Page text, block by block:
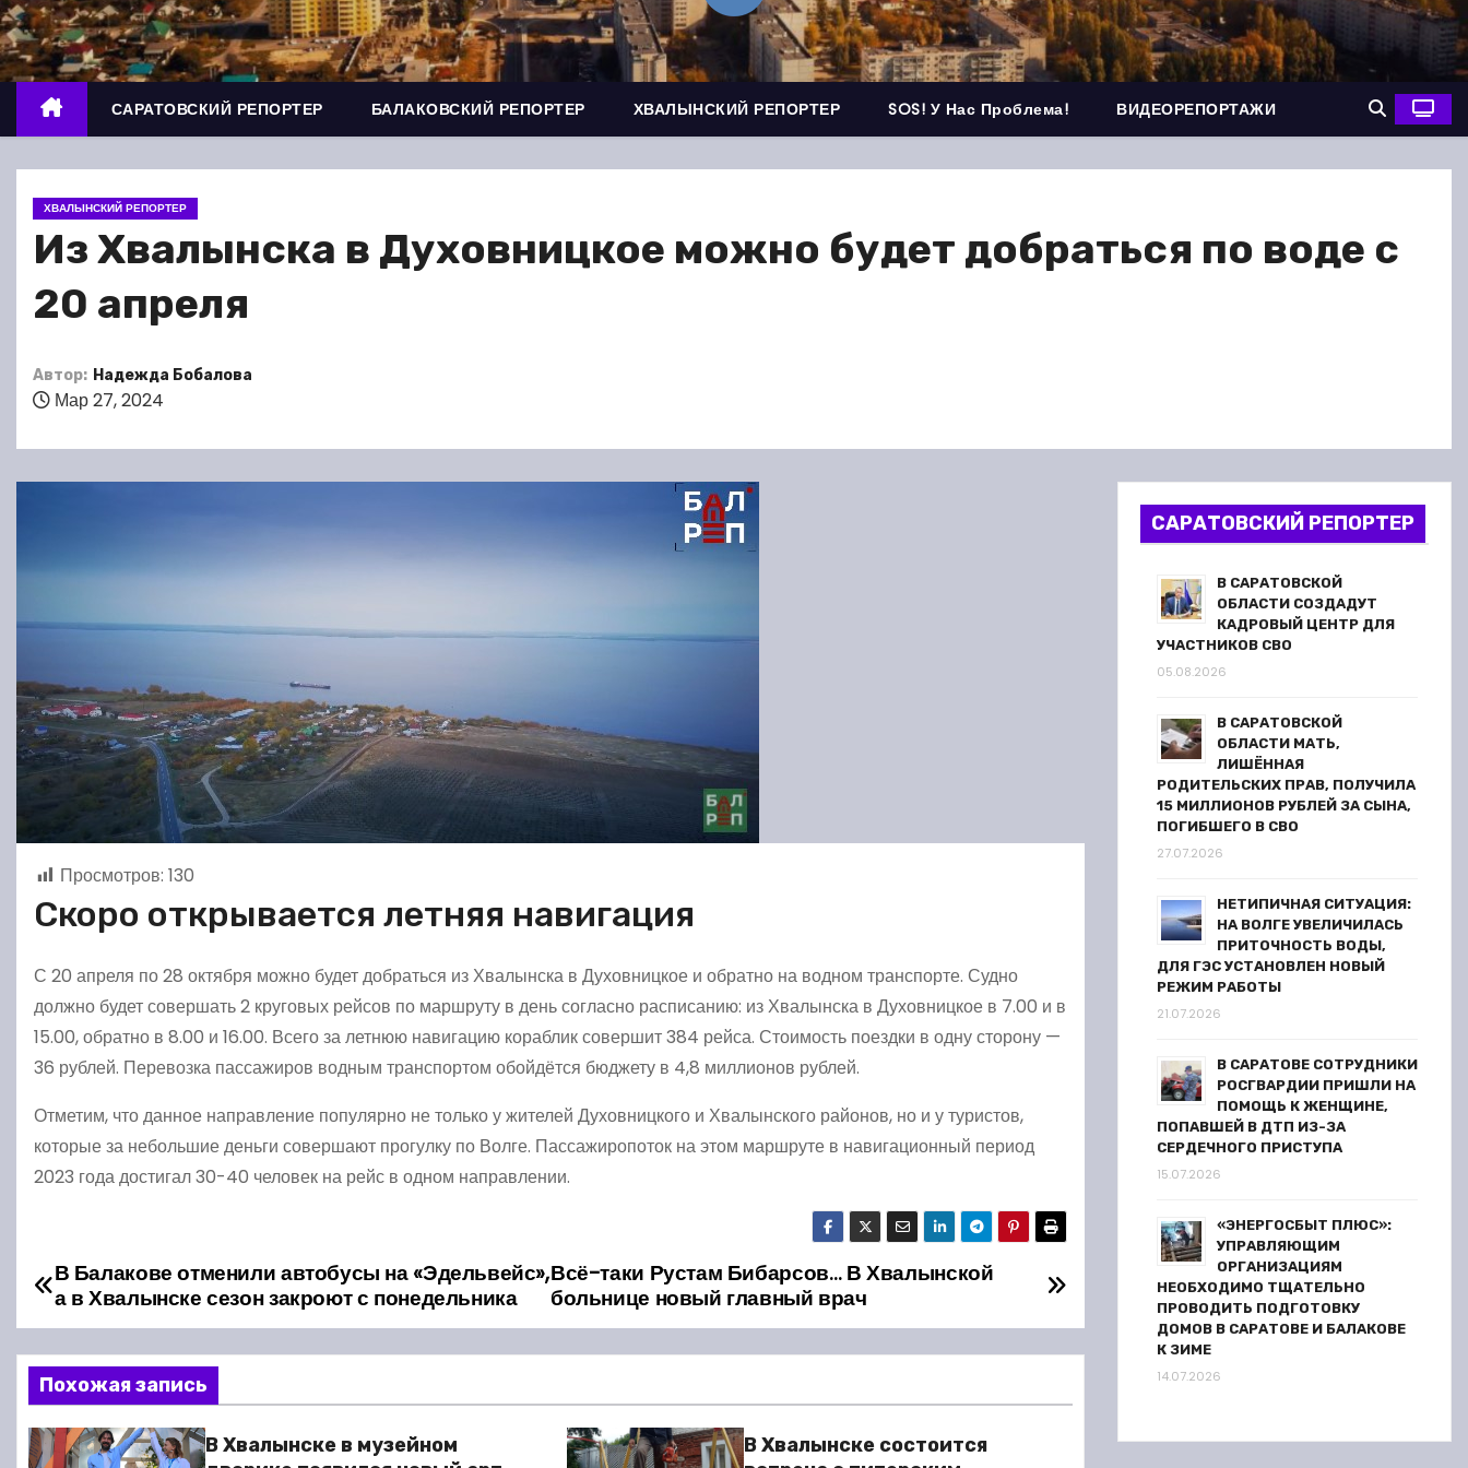
о
м
у
САРАТОВСКИЙ РЕПОРТЕР БАЛАКОВСКИЙ РЕПОРТЕР ХВАЛЫНСКИЙ РЕПОРТЕР SOS! У Нас Проблема! ВИДЕОРЕПОРТАЖИ
ХВАЛЫНСКИЙ РЕПОРТЕР
Из Хвалынска в Духовницкое можно будет добраться по воде с
20 апреля
Автор: Надежда Бобалова
Мар 27, 2024
Просмотров: 130
Скоро открывается летняя навигация
С 20 апреля по 28 октября можно будет добраться из Хвалынска в Духовницкое и обратно на водном транспорте. Судно
должно будет совершать 2 круговых рейсов по маршруту в день согласно расписанию: из Хвалынска в Духовницкое в 7.00 и в
15.00, обратно в 8.00 и 16.00. Всего за летнюю навигацию кораблик совершит 384 рейса. Стоимость поездки в одну сторону —
36 рублей. Перевозка пассажиров водным транспортом обойдётся бюджету в 4,8 миллионов рублей.
Отметим, что данное направление популярно не только у жителей Духовницкого и Хвалынского районов, но и у туристов,
которые за небольшие деньги совершают прогулку по Волге. Пассажиропоток на этом маршруте в навигационный период
2023 года достигал 30-40 человек на рейс в одном направлении.
Н
а
в
и
Всё-таки Рустам Бибарсов… В Хвалынской
больнице новый главный врач
В Балакове отменили автобусы на «Эдельвейс»,
а в Хвалынске сезон закроют с понедельника
Похожая запись
В Хвалынске в музейном
В Хвалынске состоится
САРАТОВСКИЙ РЕПОРТЕР
В САРАТОВСКОЙ
ОБЛАСТИ СОЗДАДУТ
КАДРОВЫЙ ЦЕНТР ДЛЯ
УЧАСТНИКОВ СВО
05.08.2026
В САРАТОВСКОЙ
ОБЛАСТИ МАТЬ,
ЛИШЁННАЯ
РОДИТЕЛЬСКИХ ПРАВ, ПОЛУЧИЛА
15 МИЛЛИОНОВ РУБЛЕЙ ЗА СЫНА,
ПОГИБШЕГО В СВО
27.07.2026
НЕТИПИЧНАЯ СИТУАЦИЯ:
НА ВОЛГЕ УВЕЛИЧИЛАСЬ
ПРИТОЧНОСТЬ ВОДЫ,
ДЛЯ ГЭС УСТАНОВЛЕН НОВЫЙ
РЕЖИМ РАБОТЫ
21.07.2026
В САРАТОВЕ СОТРУДНИКИ
РОСГВАРДИИ ПРИШЛИ НА
ПОМОЩЬ К ЖЕНЩИНЕ,
ПОПАВШЕЙ В ДТП ИЗ-ЗА
СЕРДЕЧНОГО ПРИСТУПА
15.07.2026
«ЭНЕРГОСБЫТ ПЛЮС»:
УПРАВЛЯЮЩИМ
ОРГАНИЗАЦИЯМ
НЕОБХОДИМО ТЩАТЕЛЬНО
ПРОВОДИТЬ ПОДГОТОВКУ
ДОМОВ В САРАТОВЕ И БАЛАКОВЕ
К ЗИМЕ
14.07.2026